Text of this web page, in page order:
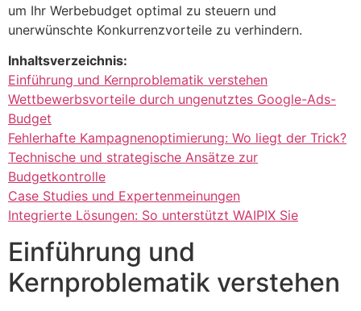
um Ihr Werbebudget optimal zu steuern und
unerwünschte Konkurrenzvorteile zu verhindern.
Inhaltsverzeichnis:
Einführung und Kernproblematik verstehen
Wettbewerbsvorteile durch ungenutztes Google-Ads-
Budget
Fehlerhafte Kampagnenoptimierung: Wo liegt der Trick?
Technische und strategische Ansätze zur
Budgetkontrolle
Case Studies und Expertenmeinungen
Integrierte Lösungen: So unterstützt WAIPIX Sie
Einführung und
Kernproblematik verstehen